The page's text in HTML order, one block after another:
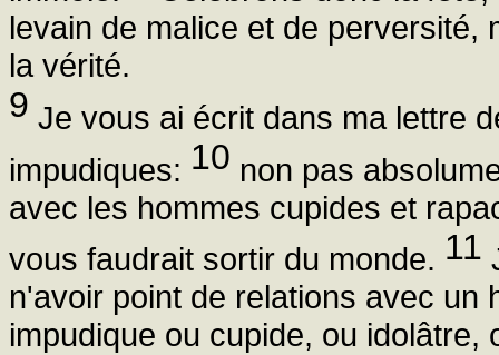
levain de malice et de
la vérité.
9 Je vous ai écrit dans ma lettre
impudiques: 10 non pas
avec les hommes cupides et
vous faudrait sortir du monde. 11
n'avoir point de relations avec un
impudique ou cupide, ou